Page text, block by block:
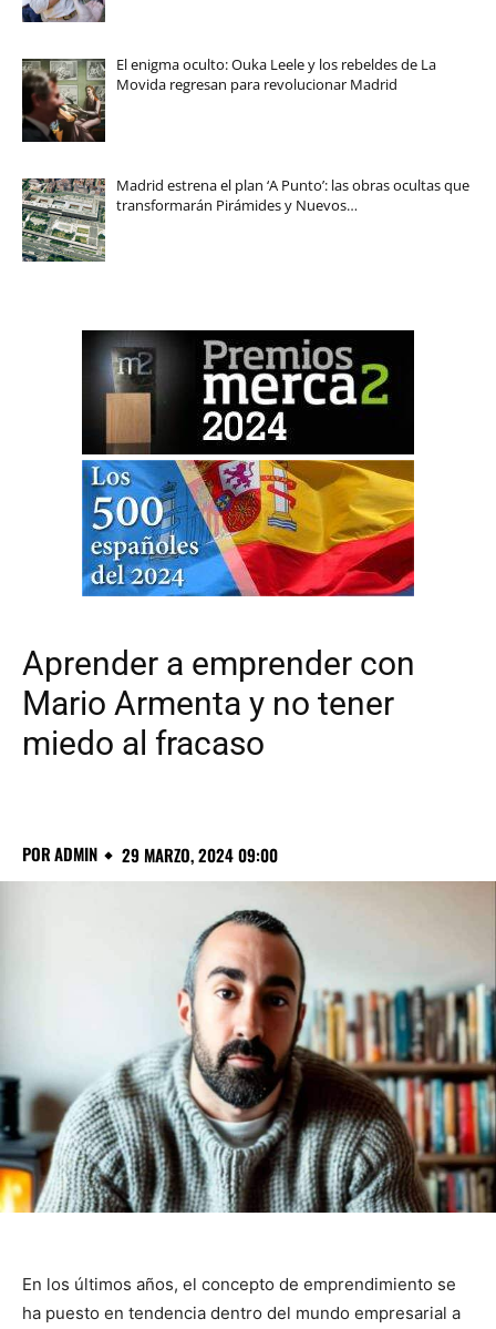
El enigma oculto: Ouka Leele y los rebeldes de La
Movida regresan para revolucionar Madrid
Madrid estrena el plan ‘A Punto’: las obras ocultas que
transformarán Pirámides y Nuevos…
Aprender a emprender con
Mario Armenta y no tener
miedo al fracaso
PORADMIN 29 MARZO, 2024 09:00
En los últimos años, el concepto de emprendimiento se
ha puesto en tendencia dentro del mundo empresarial a